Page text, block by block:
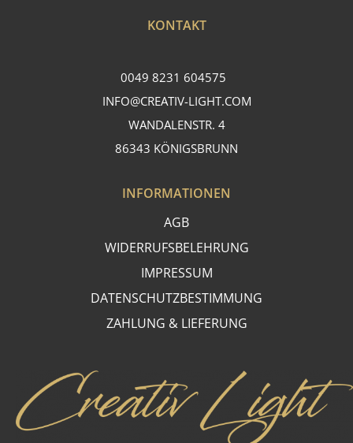
KONTAKT
0049 8231 604575
INFO@CREATIV-LIGHT.COM
WANDALENSTR. 4
86343 KÖNIGSBRUNN
INFORMATIONEN
AGB
WIDERRUFSBELEHRUNG
IMPRESSUM
DATENSCHUTZBESTIMMUNG
ZAHLUNG & LIEFERUNG